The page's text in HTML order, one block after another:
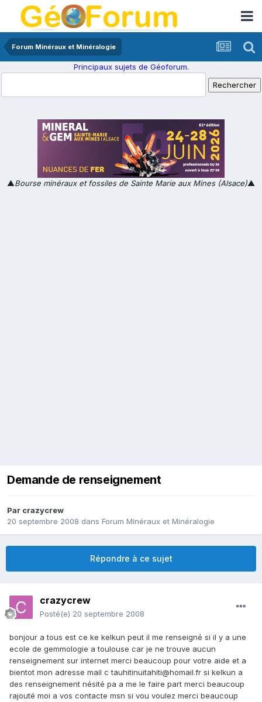
Forum Minéraux et Minéralogie
Principaux sujets de Géoforum.
▲Bourse minéraux et fossiles de Sainte Marie aux Mines (Alsace)▲
Demande de renseignement
Par crazycrew
20 septembre 2008 dans Forum Minéraux et Minéralogie
Répondre à ce sujet
crazycrew
Posté(e) 20 septembre 2008
bonjour a tous est ce ke kelkun peut il me renseigné si il y a une
ecole de gemmologie a toulouse car je ne trouve aucun
renseignement sur internet merci beaucoup pour votre aide et a
bientot mon adresse mail c tauhitinuitahiti@homail.fr si kelkun a
des renseignement nésité pa a me le faire part merci beaucoup
rajouté moi a vos contacte msn si vou voulez merci beaucoup